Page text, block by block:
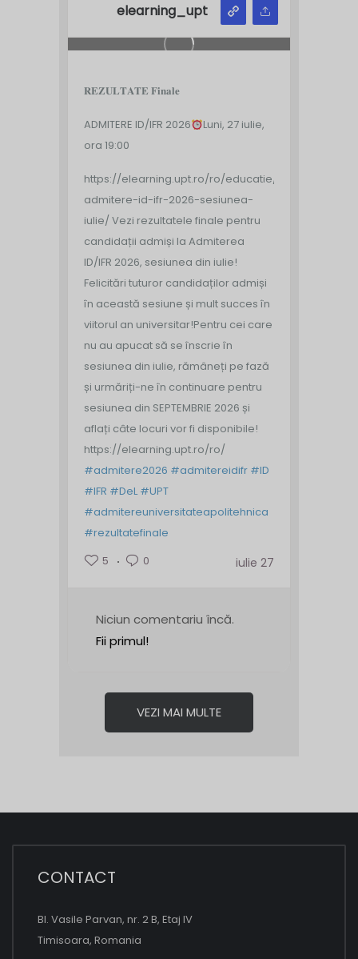
elearning_upt
𝐑𝐄𝐙𝐔𝐋𝐓𝐀𝐓𝐄 𝐅𝐢𝐧𝐚𝐥𝐞
ADMITERE ID/IFR 2026
Luni, 27 iulie,
ora 19:00
https://elearning.upt.ro/ro/educatie/rezultate-
admitere-id-ifr-2026-sesiunea-
iulie/ Vezi rezultatele finale pentru
candidații admiși la Admiterea
ID/IFR 2026, sesiunea din iulie!
Felicitări tuturor candidaților admiși
în această sesiune și mult succes în
viitorul an universitar!Pentru cei care
nu au apucat să se înscrie în
sesiunea din iulie, rămâneți pe fază
și urmăriți-ne în continuare pentru
sesiunea din SEPTEMBRIE 2026 și
aflați câte locuri vor fi disponibile!
https://elearning.upt.ro/ro/
#admitere2026 #admitereidifr #ID
#IFR #DeL #UPT
#admitereuniversitateapolitehnica
#rezultatefinale
5
0 iulie 27
Niciun comentariu încă.
Fii primul!
VEZI MAI MULTE
CONTACT
Bl. Vasile Parvan, nr. 2 B, Etaj IV
Timisoara, Romania